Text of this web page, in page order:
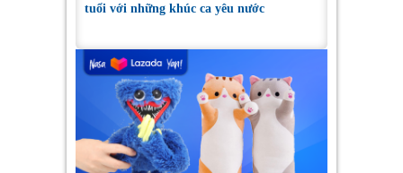
tuổi với những khúc ca yêu nước